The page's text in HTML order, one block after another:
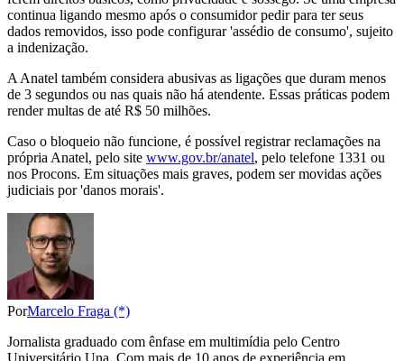
continua ligando mesmo após o consumidor pedir para ter seus
dados removidos, isso pode configurar 'assédio de consumo', sujeito
a indenização.
A Anatel também considera abusivas as ligações que duram menos
de 3 segundos ou nas quais não há atendente. Essas práticas podem
render multas de até R$ 50 milhões.
Caso o bloqueio não funcione, é possível registrar reclamações na
própria Anatel, pelo site www.gov.br/anatel, pelo telefone 1331 ou
nos Procons. Em situações mais graves, podem ser movidas ações
judiciais por 'danos morais'.
PorMarcelo Fraga (*)
Jornalista graduado com ênfase em multimídia pelo Centro
Universitário Una. Com mais de 10 anos de experiência em